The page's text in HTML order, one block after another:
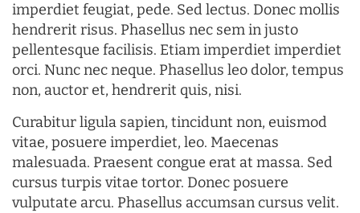
imperdiet feugiat, pede. Sed lectus. Donec mollis
hendrerit risus. Phasellus nec sem in justo
pellentesque facilisis. Etiam imperdiet imperdiet
orci. Nunc nec neque. Phasellus leo dolor, tempus
non, auctor et, hendrerit quis, nisi.
Curabitur ligula sapien, tincidunt non, euismod
vitae, posuere imperdiet, leo. Maecenas
malesuada. Praesent congue erat at massa. Sed
cursus turpis vitae tortor. Donec posuere
vulputate arcu. Phasellus accumsan cursus velit.